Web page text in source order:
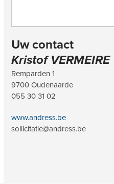
Uw contact
Kristof VERMEIRE
Remparden 1
9700 Oudenaarde
055 30 31 02
www.andress.be
sollicitatie@andress.be